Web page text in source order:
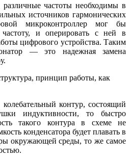
частоты необходимы в
источников гармонических
микроконтроллер мог бы
и оперировать с ней в
цифрового устройства. Таким
— это надежная замена
контур, состоящий
индуктивности, то быстро
такого контура в схеме не
конденсатора будет плавать в
окружающей среды, то же самое